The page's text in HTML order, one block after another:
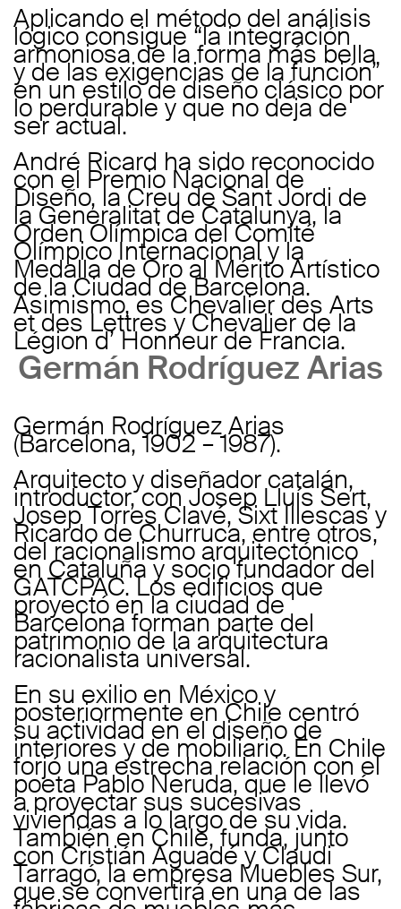
Aplicando el método del análisis
lógico consigue “la integración
armoniosa de la forma más bella
y de las exigencias de la función”
en un estilo de diseño clásico por
lo perdurable y que no deja de
ser actual.
André Ricard ha sido reconocido
con el Premio Nacional de
Diseño, la Creu de Sant Jordi de
la Generalitat de Catalunya, la
Orden Olímpica del Comité
Olímpico Internacional y la
Medalla de Oro al Mérito Artístico
de la Ciudad de Barcelona.
Asimismo, es Chevalier des Arts
et des Lettres y Chevalier de la
Légion d’ Honneur de Francia.
Germán Rodríguez Arias
Germán Rodríguez Arias
(Barcelona, 1902 – 1987).
Arquitecto y diseñador catalán,
introductor, con Josep Lluís Sert,
Josep Torres Clavé, Sixt Illescas y
Ricardo de Churruca, entre otros,
del racionalismo arquitectónico
en Cataluña y socio fundador del
GATCPAC. Los edificios que
proyectó en la ciudad de
Barcelona forman parte del
patrimonio de la arquitectura
racionalista universal.
En su exilio en México y
posteriormente en Chile centró
su actividad en el diseño de
interiores y de mobiliario. En Chile
forjó una estrecha relación con el
poeta Pablo Neruda, que le llevó
a proyectar sus sucesivas
viviendas a lo largo de su vida.
También en Chile, funda, junto
con Cristián Aguadé y Claudi
Tarragó, la empresa Muebles Sur,
que se convertirá en una de las